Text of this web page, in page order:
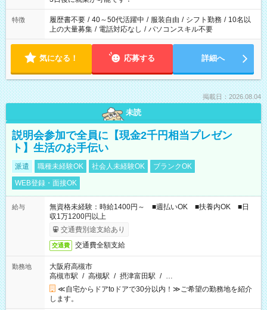
と、もう1つのお仕事の勤務時間。 合計で週40時間を超える場
合は応募できません。
特徴 履歴書不要 / 40～50代活躍中 / 服装自由 / シフト勤務 / 10名以
上の大量募集 / 電話対応なし / パソコンスキル不要
気になる！ 応募する 詳細へ
掲載日：2026.08.04
未読
説明会参加で全員に【現金2千円相当プレゼン
ト】生活のお手伝い
派遣 職種未経験OK 社会人未経験OK
ブランクOK
WEB登録・面接OK
給与
無資格未経験：時給1400円～ ■週払いOK ■扶養内OK ■日
収1万1200円以上
交通費別途支給あり
交通費 交通費全額支給
勤務地
大阪府高槻市
高槻市駅 / 高槻駅 / 摂津富田駅 / …
≪自宅からドアtoドアで30分以内！≫ご希望の勤務地を紹介
します。